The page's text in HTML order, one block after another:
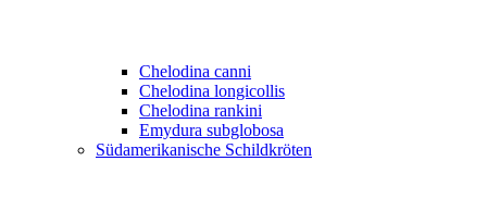
Chelodina canni
Chelodina longicollis
Chelodina rankini
Emydura subglobosa
Südamerikanische Schildkröten